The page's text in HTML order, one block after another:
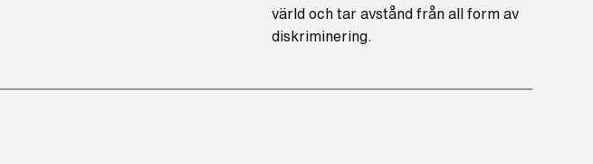
värld och tar avstånd från all form av
diskriminering.